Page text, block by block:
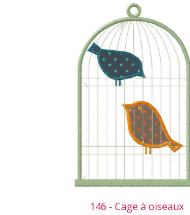
146 - Cage à oiseaux